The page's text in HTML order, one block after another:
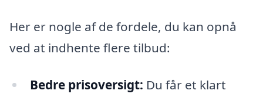
Her er nogle af de fordele, du kan opnå
ved at indhente flere tilbud:
Bedre prisoversigt: Du får et klart